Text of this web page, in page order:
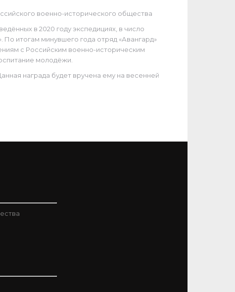
военно-исторического общества
в 2020 году экспедициях, в число
итогам минувшего года отряд «Авангард»
с Российским военно-историческим
молодёжи.
награда будет вручена ему на весенней